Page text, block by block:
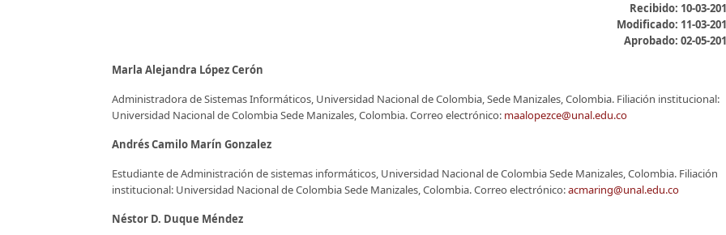
Recibido: 10-03-
Modificado: 11-03-
Aprobado: 02-05-
Marla Alejandra López Cerón
Administradora de Sistemas Informáticos, Universidad Nacional de Colombia, Sede Manizales, Colombia. Filiación institucional:
Universidad Nacional de Colombia Sede Manizales, Colombia. Correo electrónico: maalopezce@unal.edu.co
Andrés Camilo Marín Gonzalez
Estudiante de Administración de sistemas informáticos, Universidad Nacional de Colombia Sede Manizales, Colombia. Filiación
institucional: Universidad Nacional de Colombia Sede Manizales, Colombia. Correo electrónico:acmaring@unal.edu.co
Néstor D. Duque Méndez